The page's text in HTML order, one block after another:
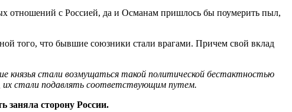
отношений с Россией, да и Османам пришлось бы поумерить пыл,
того, что бывшие союзники стали врагами. Причем свой вклад
князья стали возмущаться такой политической бестактностью
их стали подавлять соответствующим путем.
заняла сторону России.